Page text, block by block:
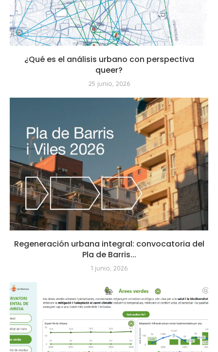
¿Qué es el análisis urbano con perspectiva
queer?
25 junio, 2026
Regeneración urbana integral: convocatoria del
Pla de Barris...
1 junio, 2026